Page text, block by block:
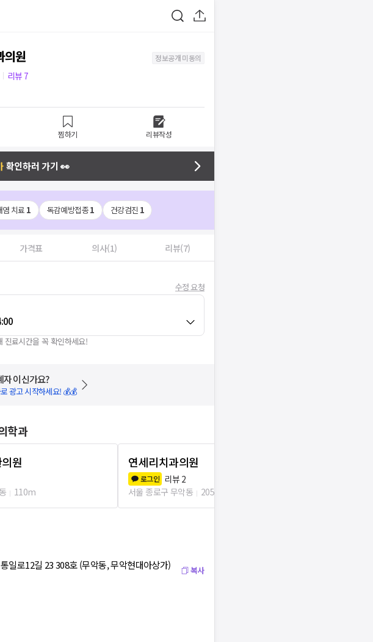
의원
정보공개 미동의
리뷰 7
찜하기 리뷰작성
확인하러 가기 👀
염 치료 1 독감예방접종1 건강검진 1
가격표 의사(1) 리뷰(7)
수정 요청
료시간을 꼭 확인하세요!
자 이신가요?
광고 시작하세요! 💰💰
학과
원
110m
연세리치과의원
로그인 리뷰 2
서울 종로구 무악동
205m
일로12길 23 308호 (무악동, 무악현대아상가) 복사